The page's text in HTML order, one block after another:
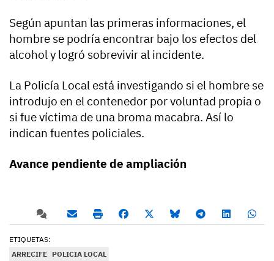
Según apuntan las primeras informaciones, el
hombre se podría encontrar bajo los efectos del
alcohol y logró sobrevivir al incidente.
La Policía Local está investigando si el hombre se
introdujo en el contenedor por voluntad propia o
si fue víctima de una broma macabra. Así lo
indican fuentes policiales.
Avance pendiente de ampliación
ETIQUETAS:
ARRECIFE POLICIA LOCAL